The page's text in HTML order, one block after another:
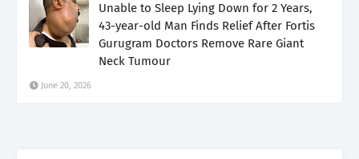
Unable to Sleep Lying Down for 2 Years,
43-year-old Man Finds Relief After Fortis
Gurugram Doctors Remove Rare Giant
Neck Tumour
June 20, 2026